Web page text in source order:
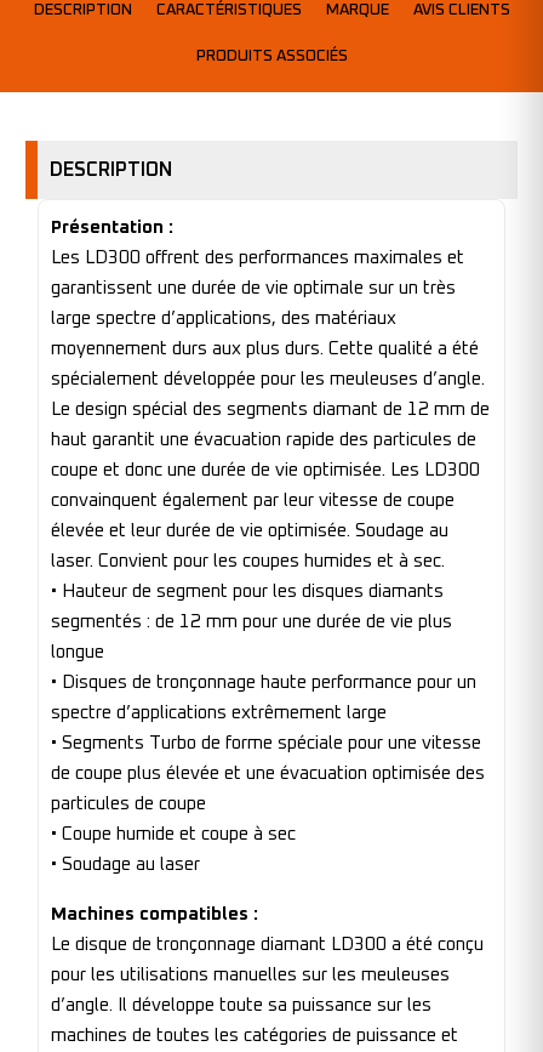
DESCRIPTION CARACTÉRISTIQUES MARQUE AVIS CLIENTS
PRODUITS ASSOCIÉS
DESCRIPTION
Présentation :
Les LD300 offrent des performances maximales et
garantissent une durée de vie optimale sur un très
large spectre d’applications, des matériaux
moyennement durs aux plus durs. Cette qualité a été
spécialement développée pour les meuleuses d’angle.
Le design spécial des segments diamant de 12 mm de
haut garantit une évacuation rapide des particules de
coupe et donc une durée de vie optimisée. Les LD300
convainquent également par leur vitesse de coupe
élevée et leur durée de vie optimisée. Soudage au
laser. Convient pour les coupes humides et à sec.
• Hauteur de segment pour les disques diamants
segmentés : de 12 mm pour une durée de vie plus
longue
• Disques de tronçonnage haute performance pour un
spectre d’applications extrêmement large
• Segments Turbo de forme spéciale pour une vitesse
de coupe plus élevée et une évacuation optimisée des
particules de coupe
• Coupe humide et coupe à sec
• Soudage au laser
Machines compatibles :
Le disque de tronçonnage diamant LD300 a été conçu
pour les utilisations manuelles sur les meuleuses
d’angle. Il développe toute sa puissance sur les
machines de toutes les catégories de puissance et